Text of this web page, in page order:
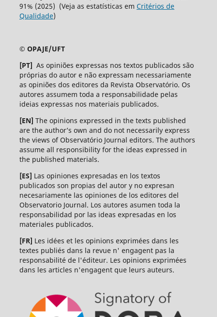
91% (2025) (Veja as estatísticas em Critérios de
Qualidade)
© OPAJE/UFT
[PT] As opiniões expressas nos textos publicados são
próprias do autor e não expressam necessariamente
as opiniões dos editores da Revista Observatório. Os
autores assumem toda a responsabilidade pelas
ideias expressas nos materiais publicados.
[EN] The opinions expressed in the texts published
are the author’s own and do not necessarily express
the views of Observatório Journal editors. The authors
assume all responsibility for the ideas expressed in
the published materials.
[ES] Las opiniones expresadas en los textos
publicados son propias del autor y no expresan
necesariamente las opiniones de los editores del
Observatorio Journal. Los autores asumen toda la
responsabilidad por las ideas expresadas en los
materiales publicados.
[FR] Les idées et les opinions exprimées dans les
textes publiés dans la revue n' engagent pas la
responsabilité de l'éditeur. Les opinions exprimées
dans les articles n'engagent que leurs auteurs.